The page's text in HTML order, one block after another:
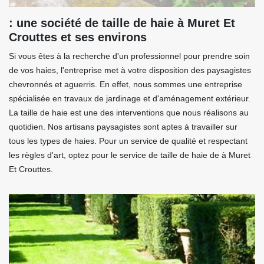
: une société de taille de haie à Muret Et
Crouttes et ses environs
Si vous êtes à la recherche d'un professionnel pour prendre soin
de vos haies, l'entreprise met à votre disposition des paysagistes
chevronnés et aguerris. En effet, nous sommes une entreprise
spécialisée en travaux de jardinage et d'aménagement extérieur.
La taille de haie est une des interventions que nous réalisons au
quotidien. Nos artisans paysagistes sont aptes à travailler sur
tous les types de haies. Pour un service de qualité et respectant
les règles d'art, optez pour le service de taille de haie de à Muret
Et Crouttes.